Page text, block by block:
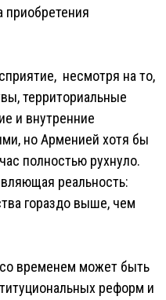
несмотря на то,
территориальные
и внутренние
но Арменией хотя бы
полностью рухнуло.
реальность:
гораздо выше, чем
со временем может быть
реформ и